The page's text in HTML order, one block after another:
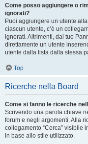
Come posso aggiungere o
ignorati?
Puoi aggiungere un utente
ciascun utente, c’è un
ignorati. Altrimenti, dal tuo
direttamente un utente
utente dalla lista dalla stessa
Top
Ricerche nella Board
Come si fanno le ricerche
Scrivendo una parola chiave
forum e negli argomenti. Alla
collegamento “Cerca” visibile
in base allo stile utilizzato.